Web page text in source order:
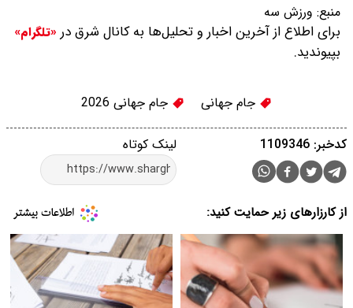
منبع: ورزش سه
برای اطلاع از آخرین اخبار و تحلیل‌ها به کانال شرق در «تلگرام»
بپیوندید.
جام جهانی جام جهانی 2026
لینک کوتاه کدخبر: 1109346
از کارزارهای زیر حمایت کنید: